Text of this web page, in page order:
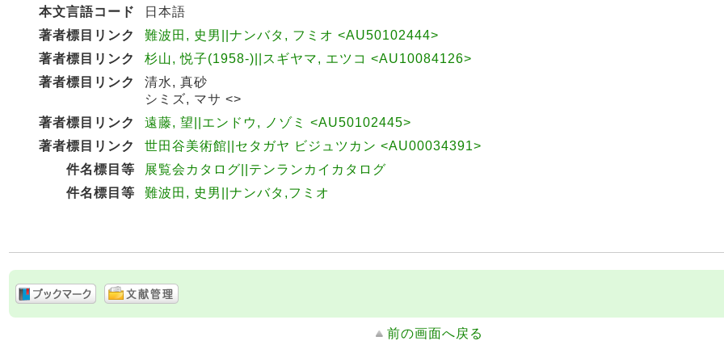
本文言語コード
日本語
著者標目リンク
難波田, 史男||ナンバタ, フミオ <AU50102444>
著者標目リンク
杉山, 悦子(1958-)||スギヤマ, エツコ <AU10084126>
著者標目リンク
清水, 真砂
シミズ, マサ <>
著者標目リンク
遠藤, 望||エンドウ, ノゾミ <AU50102445>
著者標目リンク
世田谷美術館||セタガヤ ビジュツカン <AU00034391>
件名標目等
展覧会カタログ||テンランカイカタログ
件名標目等
難波田, 史男||ナンバタ,フミオ
前の画面へ戻る